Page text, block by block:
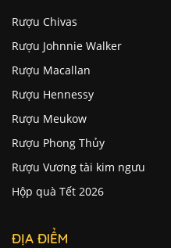
Rượu Chivas
Rượu Johnnie Walker
Rượu Macallan
Rượu Hennessy
Rượu Meukow
Rượu Phong Thủy
Rượu Vương tài kim ngưu
Hộp quà Tết 2026
ĐỊA ĐIỂM